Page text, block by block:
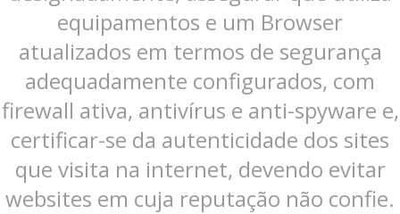
equipamentos e um Browser
atualizados em termos de segurança
adequadamente configurados, com
firewall ativa, antivírus e anti-spyware e,
certificar-se da autenticidade dos sites
que visita na internet, devendo evitar
websites em cuja reputação não confie.